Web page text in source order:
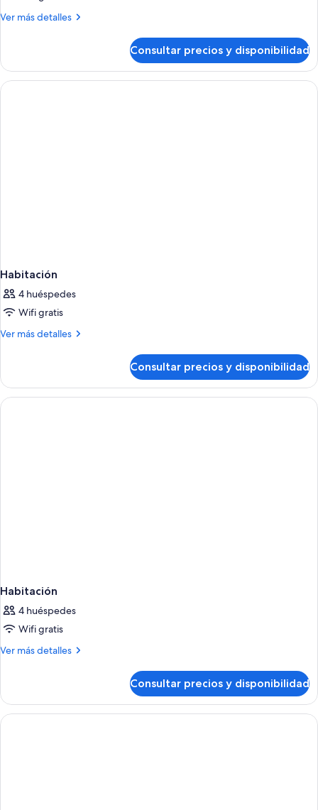
al
Ver más detalles
Más
1
habitación,
vistas
Consultar precios y disponibilidad
Habitación
4 huéspedes
Wifi gratis
Ver más detalles
Más
Consultar precios y disponibilidad
Habitación
4 huéspedes
Wifi gratis
Ver más detalles
Más
Consultar precios y disponibilidad